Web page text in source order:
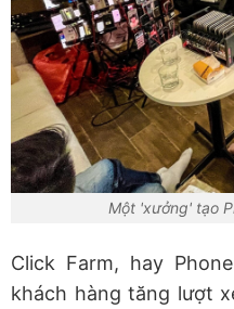
Một 'xưởng' tạo
Click Farm, hay
khách hàng tăng lượt